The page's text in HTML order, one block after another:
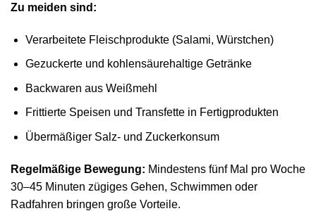
Zu meiden sind:
Verarbeitete Fleischprodukte (Salami, Würstchen)
Gezuckerte und kohlensäurehaltige Getränke
Backwaren aus Weißmehl
Frittierte Speisen und Transfette in Fertigprodukten
Übermäßiger Salz- und Zuckerkonsum
Regelmäßige Bewegung: Mindestens fünf Mal pro Woche
30–45 Minuten zügiges Gehen, Schwimmen oder
Radfahren bringen große Vorteile.